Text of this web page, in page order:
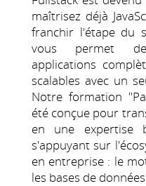
maîtrisez déjà
franchir l'étape du
vous permet
applications
scalables avec un
Notre formation
été conçue pour
en une expertise
s'appuyant sur
en entreprise : le
les bases de